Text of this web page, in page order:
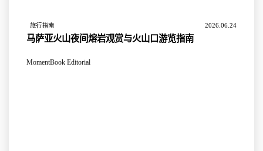
旅行指南 2026.06.24
马萨亚火山夜间熔岩观赏与火山口游览指南
MomentBook Editorial